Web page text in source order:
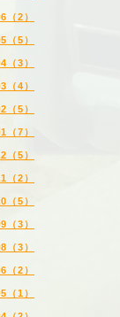
（2）
（5）
（3）
（4）
（5）
（7）
（5）
（2）
（5）
（3）
（3）
（2）
（1）